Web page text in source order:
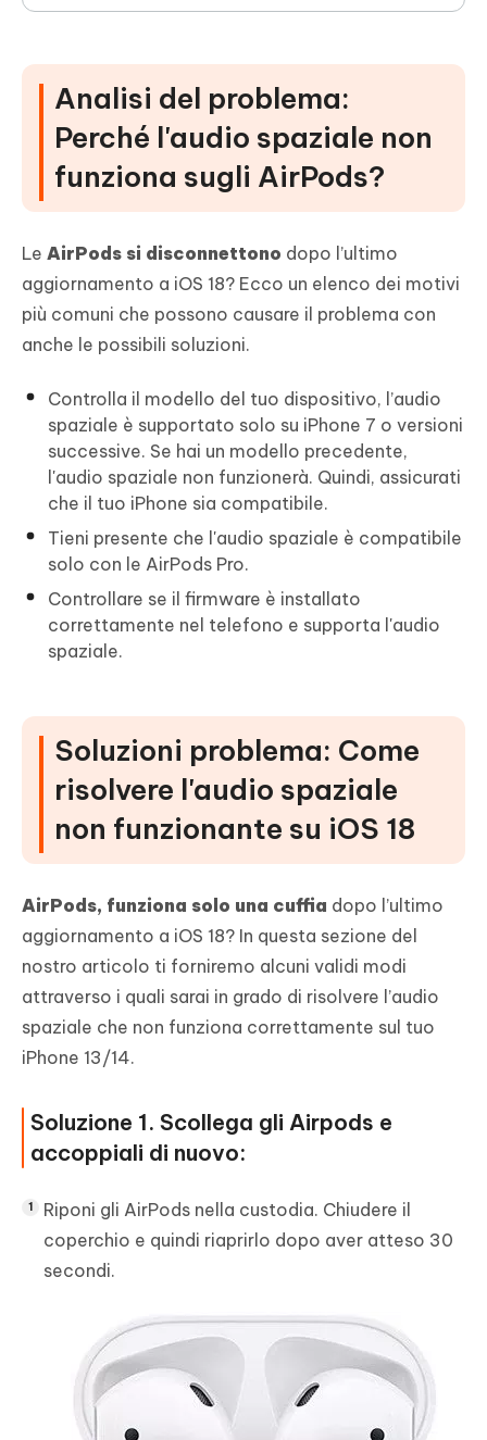
Analisi del problema:
Perché l'audio spaziale non
funziona sugli AirPods?
Le AirPods si disconnettono dopo l’ultimo
aggiornamento a iOS 18? Ecco un elenco dei motivi
più comuni che possono causare il problema con
anche le possibili soluzioni.
Controlla il modello del tuo dispositivo, l’audio
spaziale è supportato solo su iPhone 7 o versioni
successive. Se hai un modello precedente,
l'audio spaziale non funzionerà. Quindi, assicurati
che il tuo iPhone sia compatibile.
Tieni presente che l'audio spaziale è compatibile
solo con le AirPods Pro.
Controllare se il firmware è installato
correttamente nel telefono e supporta l'audio
spaziale.
Soluzioni problema: Come
risolvere l'audio spaziale
non funzionante su iOS 18
AirPods, funziona solo una cuffia dopo l’ultimo
aggiornamento a iOS 18? In questa sezione del
nostro articolo ti forniremo alcuni validi modi
attraverso i quali sarai in grado di risolvere l’audio
spaziale che non funziona correttamente sul tuo
iPhone 13/14.
Soluzione 1. Scollega gli Airpods e
accoppiali di nuovo:
Riponi gli AirPods nella custodia. Chiudere il
coperchio e quindi riaprirlo dopo aver atteso 30
secondi.